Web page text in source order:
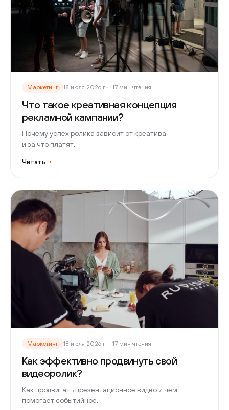
Маркетинг 18 июля 2026 г. 17 мин чтения
Что такое креативная концепция
рекламной кампании?
Почему успех ролика зависит от креатива
и за что платят.
Читать →
Маркетинг 18 июля 2026 г. 17 мин чтения
Как эффективно продвинуть свой
видеоролик?
Как продвигать презентационное видео и чем
помогает событийное.